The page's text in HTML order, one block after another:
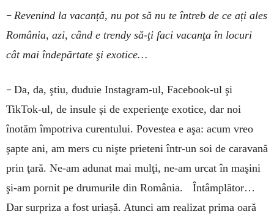
– Revenind la vacanță, nu pot să nu te întreb de ce ați ales
România, azi, când e trendy să-ţi faci vacanţa în locuri
cât mai îndepărtate şi exotice…
– Da, da, ştiu, duduie Instagram-ul, Facebook-ul şi
TikTok-ul, de insule şi de experienţe exotice, dar noi
înotăm împotriva curentului. Povestea e aşa: acum vreo
şapte ani, am mers cu nişte prieteni într-un soi de caravană
prin ţară. Ne-am adunat mai mulţi, ne-am urcat în maşini
şi-am pornit pe drumurile din România. Întâmplător…
Dar surpriza a fost uriașă. Atunci am realizat prima oară